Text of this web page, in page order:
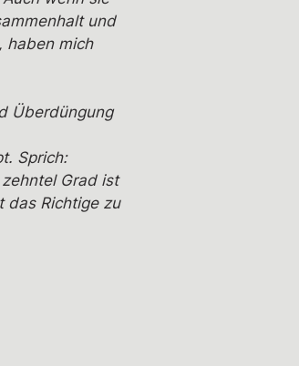
und
haben mich
Überdüngung
Sprich:
Grad ist
das Richtige zu